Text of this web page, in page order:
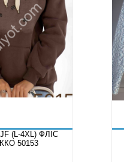
(L-4XL) ФЛІС
50153